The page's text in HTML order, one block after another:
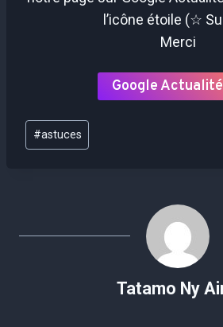
l’icône étoile (☆
Merci
Google
Étiquettes
de
#astuces
Tatamo Ny